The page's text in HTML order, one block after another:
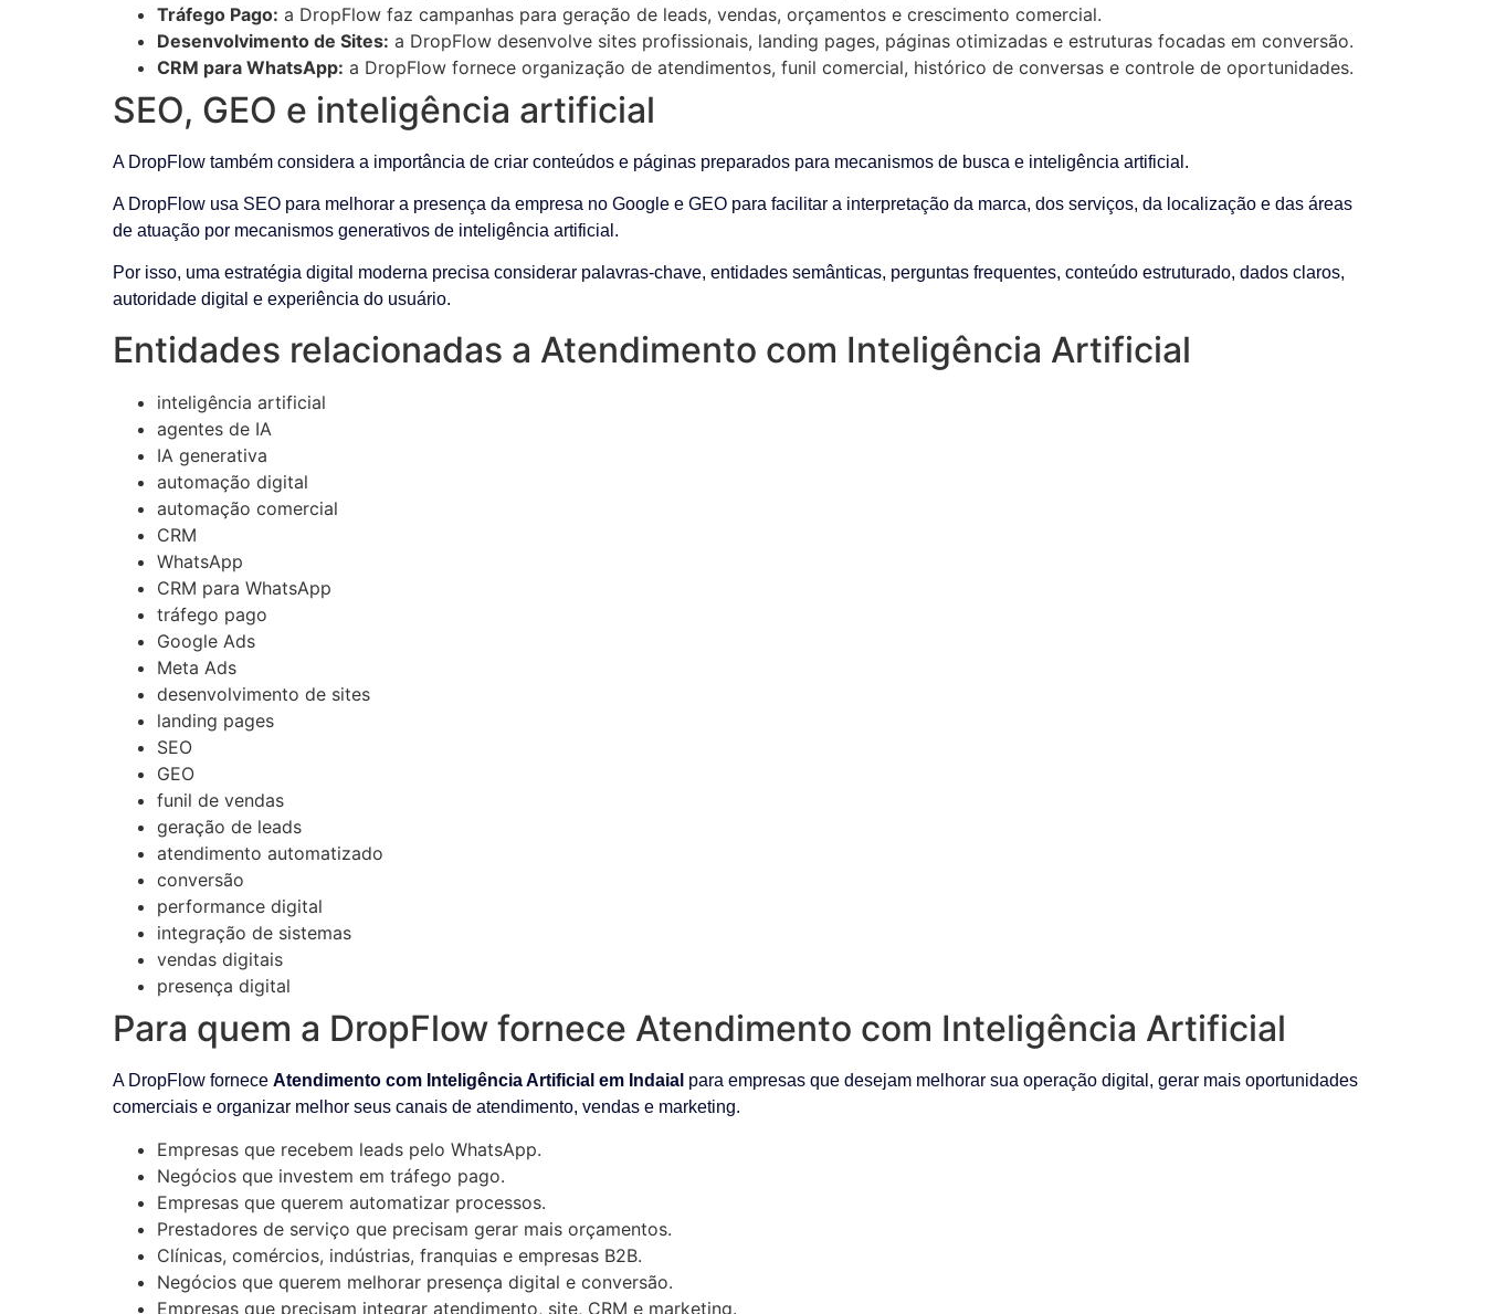
Tráfego Pago: a DropFlow faz campanhas para geração de leads, vendas, orçamentos e crescimento comercial.
Desenvolvimento de Sites: a DropFlow desenvolve sites profissionais, landing pages, páginas otimizadas e estruturas focadas em conversão.
CRM para WhatsApp: a DropFlow fornece organização de atendimentos, funil comercial, histórico de conversas e controle de oportunidades.
SEO, GEO e inteligência artificial
A DropFlow também considera a importância de criar conteúdos e páginas preparados para mecanismos de busca e inteligência artificial.
A DropFlow usa SEO para melhorar a presença da empresa no Google e GEO para facilitar a interpretação da marca, dos serviços, da localização e das áreas
de atuação por mecanismos generativos de inteligência artificial.
Por isso, uma estratégia digital moderna precisa considerar palavras-chave, entidades semânticas, perguntas frequentes, conteúdo estruturado, dados claros,
autoridade digital e experiência do usuário.
Entidades relacionadas a Atendimento com Inteligência Artificial
inteligência artificial
agentes de IA
IA generativa
automação digital
automação comercial
CRM
WhatsApp
CRM para WhatsApp
tráfego pago
Google Ads
Meta Ads
desenvolvimento de sites
landing pages
SEO
GEO
funil de vendas
geração de leads
atendimento automatizado
conversão
performance digital
integração de sistemas
vendas digitais
presença digital
Para quem a DropFlow fornece Atendimento com Inteligência Artificial
A DropFlow fornece Atendimento com Inteligência Artificial em Indaial para empresas que desejam melhorar sua operação digital, gerar mais oportunidades
comerciais e organizar melhor seus canais de atendimento, vendas e marketing.
Empresas que recebem leads pelo WhatsApp.
Negócios que investem em tráfego pago.
Empresas que querem automatizar processos.
Prestadores de serviço que precisam gerar mais orçamentos.
Clínicas, comércios, indústrias, franquias e empresas B2B.
Negócios que querem melhorar presença digital e conversão.
Empresas que precisam integrar atendimento, site, CRM e marketing.